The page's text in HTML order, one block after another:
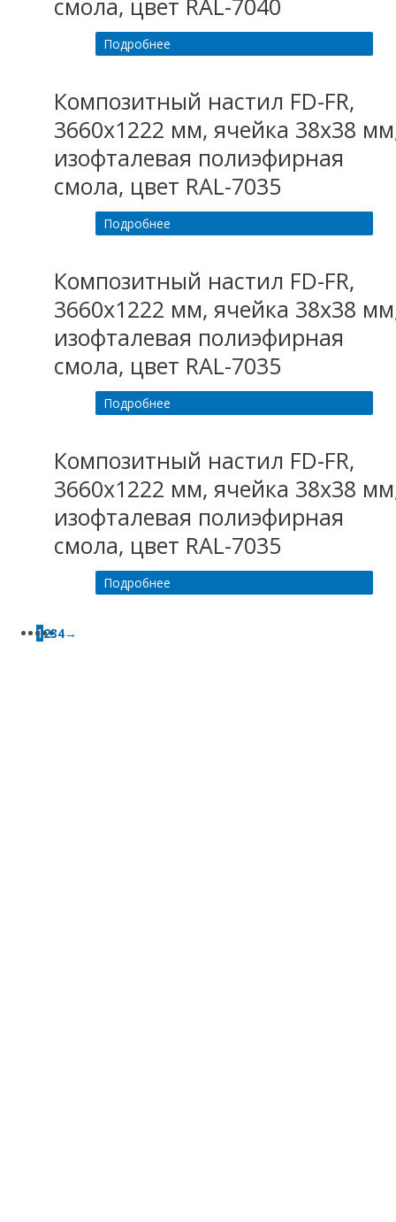
смола, цвет RAL-7040
Подробнее
Композитный настил FD-FR,
3660х1222 мм, ячейка 38х38
изофталевая полиэфирная
смола, цвет RAL-7035
Подробнее
Композитный настил FD-FR,
3660х1222 мм, ячейка 38х38
изофталевая полиэфирная
смола, цвет RAL-7035
Подробнее
Композитный настил FD-FR,
3660х1222 мм, ячейка 38х38
изофталевая полиэфирная
смола, цвет RAL-7035
Подробнее
1234→